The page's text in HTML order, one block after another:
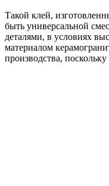
Такой клей,
быть универсальной
деталями, в условиях
материалом
производства,